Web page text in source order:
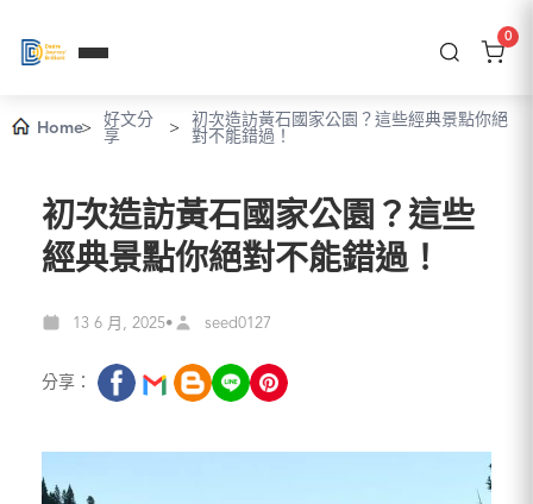
0
Home>
好文分
享
>
初次造訪黃石國家公園？這些經典景點你絕
對不能錯過！
初次造訪黃石國家公園？這些
經典景點你絕對不能錯過！
13 6 月, 2025• seed0127
分享：